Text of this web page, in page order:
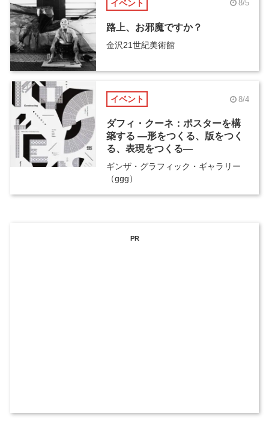
イベント 8/5
路上、お邪魔ですか？
金沢21世紀美術館
イベント 8/4
ダフィ・クーネ：ポスターを構
築する ―形をつくる、版をつく
る、表現をつくる―
ギンザ・グラフィック・ギャラリー
（ggg）
PR